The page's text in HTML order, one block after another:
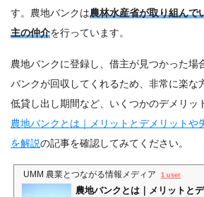
す。農地バンクは農林水産省が取り組んで
主の仲介を行っています。
農地バンクに登録し、借主が見つかった場
バンクが回収してくれるため、非常に楽な
低貸し出し期間など、いくつかのデメリッ
農地バンクとは｜メリットとデメリットや
を解説の記事を確認してみてください。
UMM 農業とつながる情報メディア 1 user
農地バンクとは｜メリットと